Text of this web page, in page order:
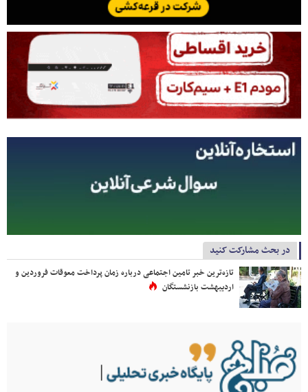
در بحث مشارکت کنید
تازه‌ترین خبر تامین اجتماعی درباره زمان پرداخت معوقات فروردین و
اردیبهشت بازنشستگان